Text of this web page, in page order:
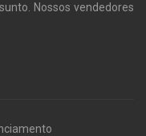
Nossos vendedores